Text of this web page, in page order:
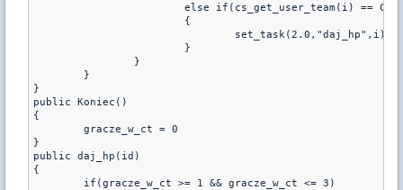
}
public Koniec()
{
}
public daj_hp(id)
{